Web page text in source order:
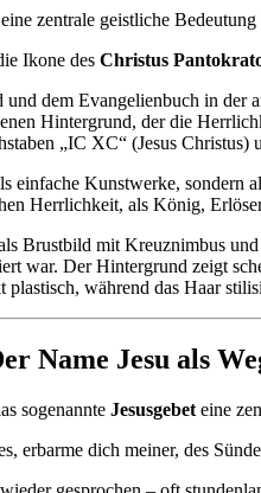
zentrale geistliche
Ikone des Christus
dem Evangelienbuch in der
Hintergrund, der die
„IC XC“ (Jesus
einfache Kunstwerke, sondern
Herrlichkeit, als König,
Name Jesu als
sogenannte Jesusgebet eine
erbarme dich meiner, des